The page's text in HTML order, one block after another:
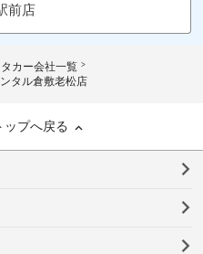
前店
カー会社一覧
タル倉敷老松店
ップへ戻る